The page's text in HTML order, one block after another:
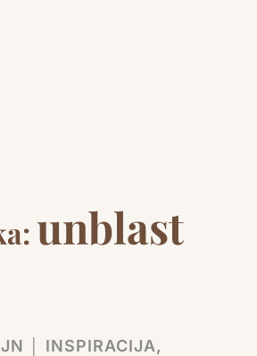
unblast
│ INSPIRACIJA,